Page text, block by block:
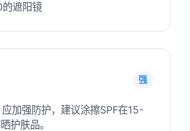
遮阳镜
强
加强防护，建议涂擦SPF在15-
护肤品。